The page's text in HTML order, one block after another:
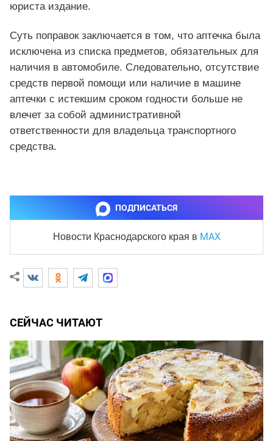
юриста издание.
Суть поправок заключается в том, что аптечка была
исключена из списка предметов, обязательных для
наличия в автомобиле. Следовательно, отсутствие
средств первой помощи или наличие в машине
аптечки с истекшим сроком годности больше не
влечет за собой административной
ответственности для владельца транспортного
средства.
ПОДПИСАТЬСЯ
Новости Краснодарского края в MAX
СЕЙЧАС ЧИТАЮТ